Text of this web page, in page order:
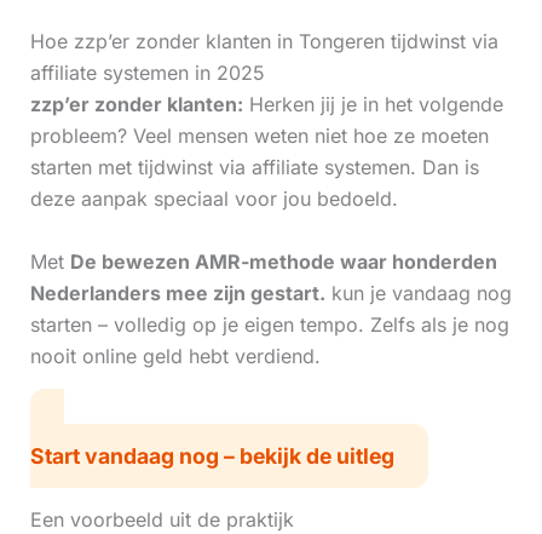
Hoe zzp’er zonder klanten in Tongeren tijdwinst via
affiliate systemen in 2025
zzp’er zonder klanten: Herken jij je in het volgende
probleem? Veel mensen weten niet hoe ze moeten
starten met tijdwinst via affiliate systemen. Dan is
deze aanpak speciaal voor jou bedoeld.
Met De bewezen AMR-methode waar honderden
Nederlanders mee zijn gestart. kun je vandaag nog
starten – volledig op je eigen tempo. Zelfs als je nog
nooit online geld hebt verdiend.
Start vandaag nog – bekijk de uitleg
Een voorbeeld uit de praktijk